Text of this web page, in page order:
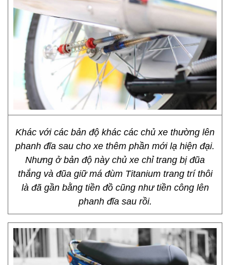
Khác với các bản độ khác các chủ xe thường lên
phanh đĩa sau cho xe thêm phần mới lạ hiện đại.
Nhưng ở bản độ này chủ xe chỉ trang bị đũa
thắng và đũa giữ má đùm Titanium trang trí thôi
là đã gần bằng tiền đồ cũng như tiền công lên
phanh đĩa sau rồi.